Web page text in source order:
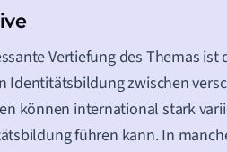
Vertiefung des Themas
Identitätsbildung zwischen
können international stark
führen kann. In